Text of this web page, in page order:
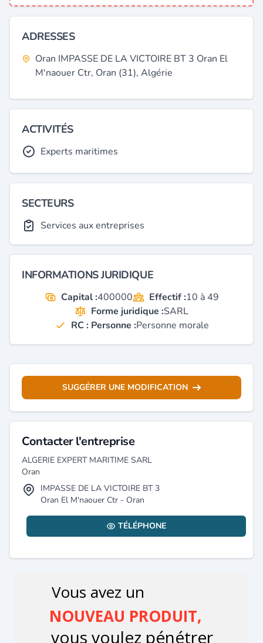
ADRESSES
Oran IMPASSE DE LA VICTOIRE BT 3 Oran El
M'naouer Ctr, Oran (31), Algérie
ACTIVITÉS
Experts maritimes
SECTEURS
Services aux entreprises
INFORMATIONS JURIDIQUE
Capital :400000 Effectif :10 à 49
Forme juridique :SARL
RC : Personne :Personne morale
SUGGÉRER UNE MODIFICATION
Contacter l'entreprise
ALGERIE EXPERT MARITIME SARL
Oran
IMPASSE DE LA VICTOIRE BT 3
Oran El M'naouer Ctr - Oran
TÉLÉPHONE